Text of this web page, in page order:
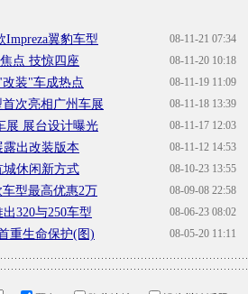
08-11-21 07:34
Impreza翼豹车型
08-11-20 10:18
点 技惊四座
08-11-19 11:09
装"车成热点
08-11-18 13:39
次亮相广州车展
08-11-17 12:03
展 展台设计曝光
08-11-12 14:53
出改装版本
08-10-23 13:55
城休闲新方式
08-09-08 22:58
型最高优惠2万
08-06-23 08:02
320与250车型
08-05-20 11:11
重生命保护(图)